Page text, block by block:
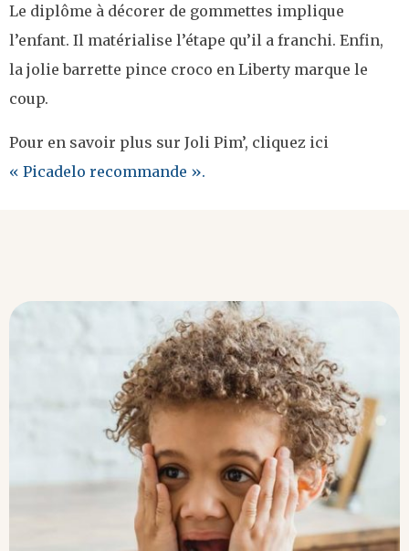
Le diplôme à décorer de gommettes implique
l’enfant. Il matérialise l’étape qu’il a franchi. Enfin,
la jolie barrette pince croco en Liberty marque le
coup.
Pour en savoir plus sur Joli Pim’, cliquez ici
« Picadelo recommande ».